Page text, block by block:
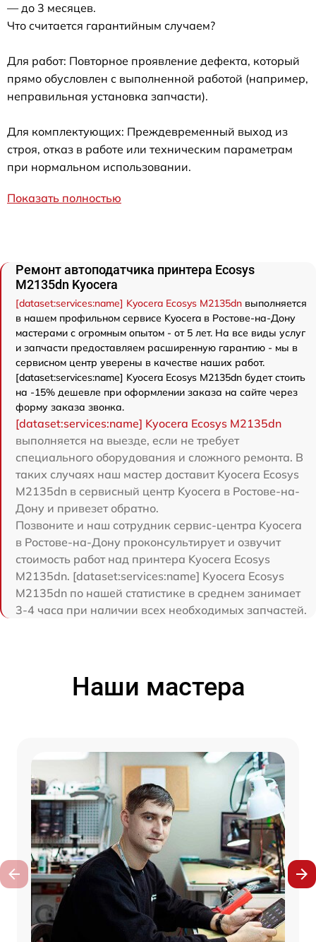
— до 3 месяцев.
Что считается гарантийным случаем?
Для работ: Повторное проявление дефекта, который
прямо обусловлен с выполненной работой (например,
неправильная установка запчасти).
Для комплектующих: Преждевременный выход из
строя, отказ в работе или техническим параметрам
при нормальном использовании.
Показать полностью
Ремонт автоподатчика принтера Ecosys
M2135dn Kyocera
[dataset:services:name] Kyocera Ecosys M2135dn выполняется
в нашем профильном сервисе Kyocera в Ростове-на-Дону
мастерами с огромным опытом - от 5 лет. На все виды услуг
и запчасти предоставляем расширенную гарантию - мы в
сервисном центр уверены в качестве наших работ.
[dataset:services:name] Kyocera Ecosys M2135dn будет стоить
на -15% дешевле при оформлении заказа на сайте через
форму заказа звонка.
[dataset:services:name] Kyocera Ecosys M2135dn
выполняется на выезде, если не требует
специального оборудования и сложного ремонта. В
таких случаях наш мастер доставит Kyocera Ecosys
M2135dn в сервисный центр Kyocera в Ростове-на-
Дону и привезет обратно.
Позвоните и наш сотрудник сервис-центра Kyocera
в Ростове-на-Дону проконсультирует и озвучит
стоимость работ над принтера Kyocera Ecosys
M2135dn. [dataset:services:name] Kyocera Ecosys
M2135dn по нашей статистике в среднем занимает
3-4 часа при наличии всех необходимых запчастей.
Наши мастера